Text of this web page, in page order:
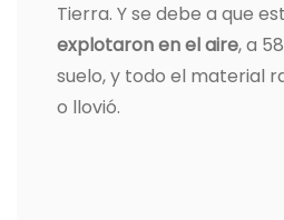
Tierra. Y se debe a que
explotaron en el aire, a
suelo, y todo el material
o llovió.